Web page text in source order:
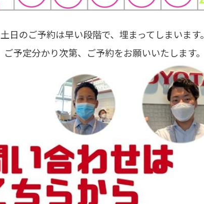
土日のご予約は早い段階で、埋まってしまいます。
ご予定分かり次第、ご予約をお願いいたします。